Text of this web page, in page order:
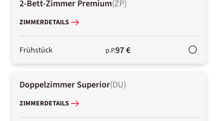
2-Bett-Zimmer Premium(ZP)
ZIMMERDETAILS
Frühstück p.P.97 €
Doppelzimmer Superior(DU)
ZIMMERDETAILS